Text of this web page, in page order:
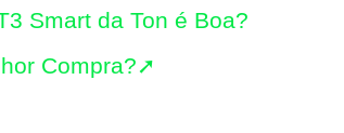
Smart da Ton é Boa?
Compra?➚